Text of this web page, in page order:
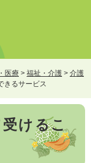
医療 > 福祉・介護 > 介護
きるサービス
けるこ